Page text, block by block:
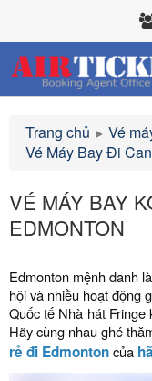
Trang chủ
Vé
Vé Máy Bay Đi
VÉ MÁY BAY
EDMONTON
Edmonton mệnh danh
hội và nhiều hoạt động
Quốc tế Nhà hát Fringe
Hãy cùng nhau ghé
rẻ đi Edmontoncủa